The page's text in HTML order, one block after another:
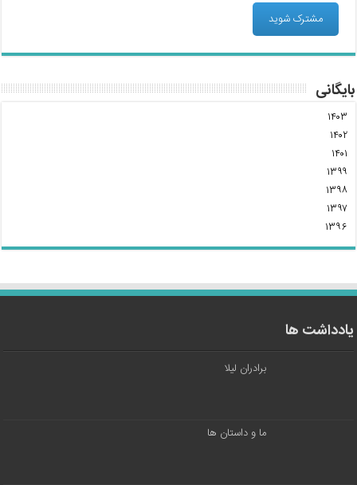
بایگانی
۱۴۰۳
۱۴۰۲
۱۴۰۱
۱۳۹۹
۱۳۹۸
۱۳۹۷
۱۳۹۶
یادداشت ها
برادران لیلا
ما و داستان ها